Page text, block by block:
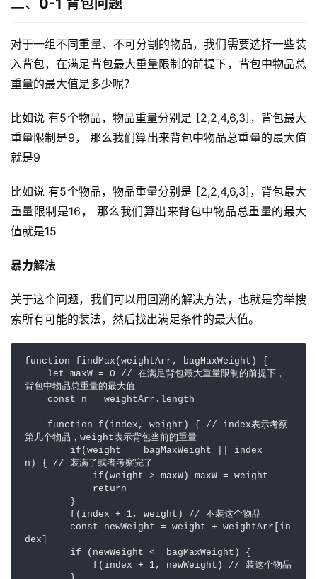
对于一组不同重量、不可分割的物品，我们需要选择一些装
入背包，在满足背包最大重量限制的前提下，背包中物品总
重量的最大值是多少呢？
比如说 有5个物品，物品重量分别是 [2,2,4,6,3]，背包最大
重量限制是9， 那么我们算出来背包中物品总重量的最大值
就是9
比如说 有5个物品，物品重量分别是 [2,2,4,6,3]，背包最大
重量限制是16， 那么我们算出来背包中物品总重量的最大
值就是15
暴力解法
关于这个问题，我们可以用回溯的解决方法，也就是穷举搜
索所有可能的装法，然后找出满足条件的最大值。
function findMax(weightArr, bagMaxWeight) {
背包中物品总重量的最大值
第几个物品，weight表示背包当前的重量
n) { // 装满了或者考察完了
dex]